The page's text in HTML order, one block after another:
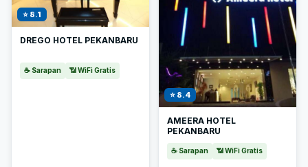
⭐ 8.1
DREGO HOTEL PEKANBARU
☕ Sarapan 📶 WiFi Gratis
⭐ 8.4
AMEERA HOTEL
PEKANBARU
☕ Sarapan 📶 WiFi Gratis